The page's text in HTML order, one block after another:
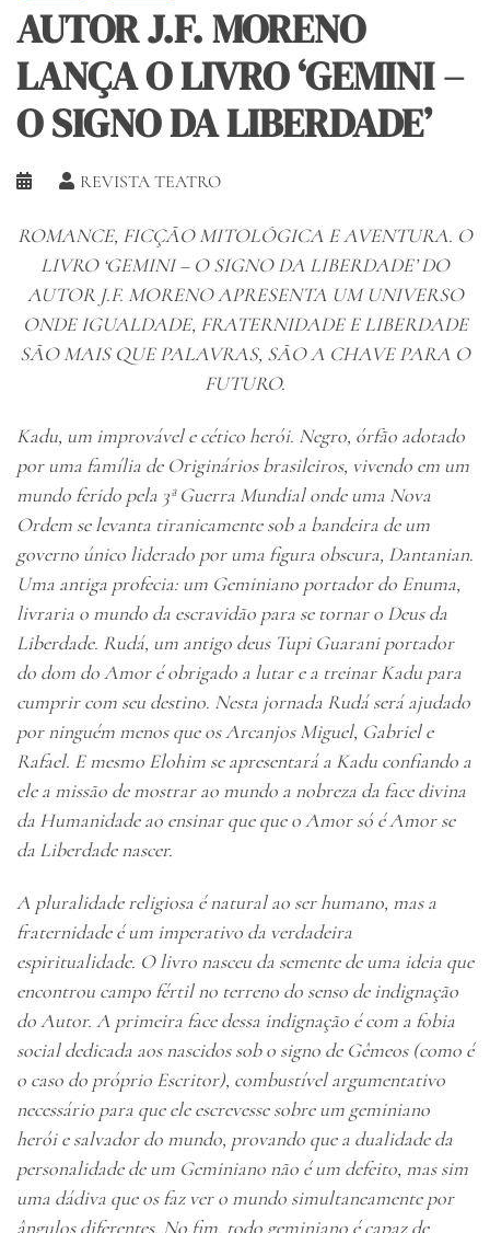
AUTOR J.F. MORENO
LANÇA O LIVRO ‘GEMINI –
O SIGNO DA LIBERDADE’
REVISTA TEATRO
ROMANCE, FICÇÃO MITOLÓGICA E AVENTURA. O
LIVRO ‘GEMINI – O SIGNO DA LIBERDADE’ DO
AUTOR J.F. MORENO APRESENTA UM UNIVERSO
ONDE IGUALDADE, FRATERNIDADE E LIBERDADE
SÃO MAIS QUE PALAVRAS, SÃO A CHAVE PARA O
FUTURO.
Kadu, um improvável e cético herói. Negro, órfão adotado
por uma família de Originários brasileiros, vivendo em um
mundo ferido pela 3ª Guerra Mundial onde uma Nova
Ordem se levanta tiranicamente sob a bandeira de um
governo único liderado por uma figura obscura, Dantanian.
Uma antiga profecia: um Geminiano portador do Enuma,
livraria o mundo da escravidão para se tornar o Deus da
Liberdade. Rudá, um antigo deus Tupi Guarani portador
do dom do Amor é obrigado a lutar e a treinar Kadu para
cumprir com seu destino. Nesta jornada Rudá será ajudado
por ninguém menos que os Arcanjos Miguel, Gabriel e
Rafael. E mesmo Elohim se apresentará a Kadu confiando a
ele a missão de mostrar ao mundo a nobreza da face divina
da Humanidade ao ensinar que que o Amor só é Amor se
da Liberdade nascer.
A pluralidade religiosa é natural ao ser humano, mas a
fraternidade é um imperativo da verdadeira
espiritualidade. O livro nasceu da semente de uma ideia que
encontrou campo fértil no terreno do senso de indignação
do Autor. A primeira face dessa indignação é com a fobia
social dedicada aos nascidos sob o signo de Gêmeos (como é
o caso do próprio Escritor), combustível argumentativo
necessário para que ele escrevesse sobre um geminiano
herói e salvador do mundo, provando que a dualidade da
personalidade de um Geminiano não é um defeito, mas sim
uma dádiva que os faz ver o mundo simultaneamente por
ângulos diferentes. No fim, todo geminiano é capaz de